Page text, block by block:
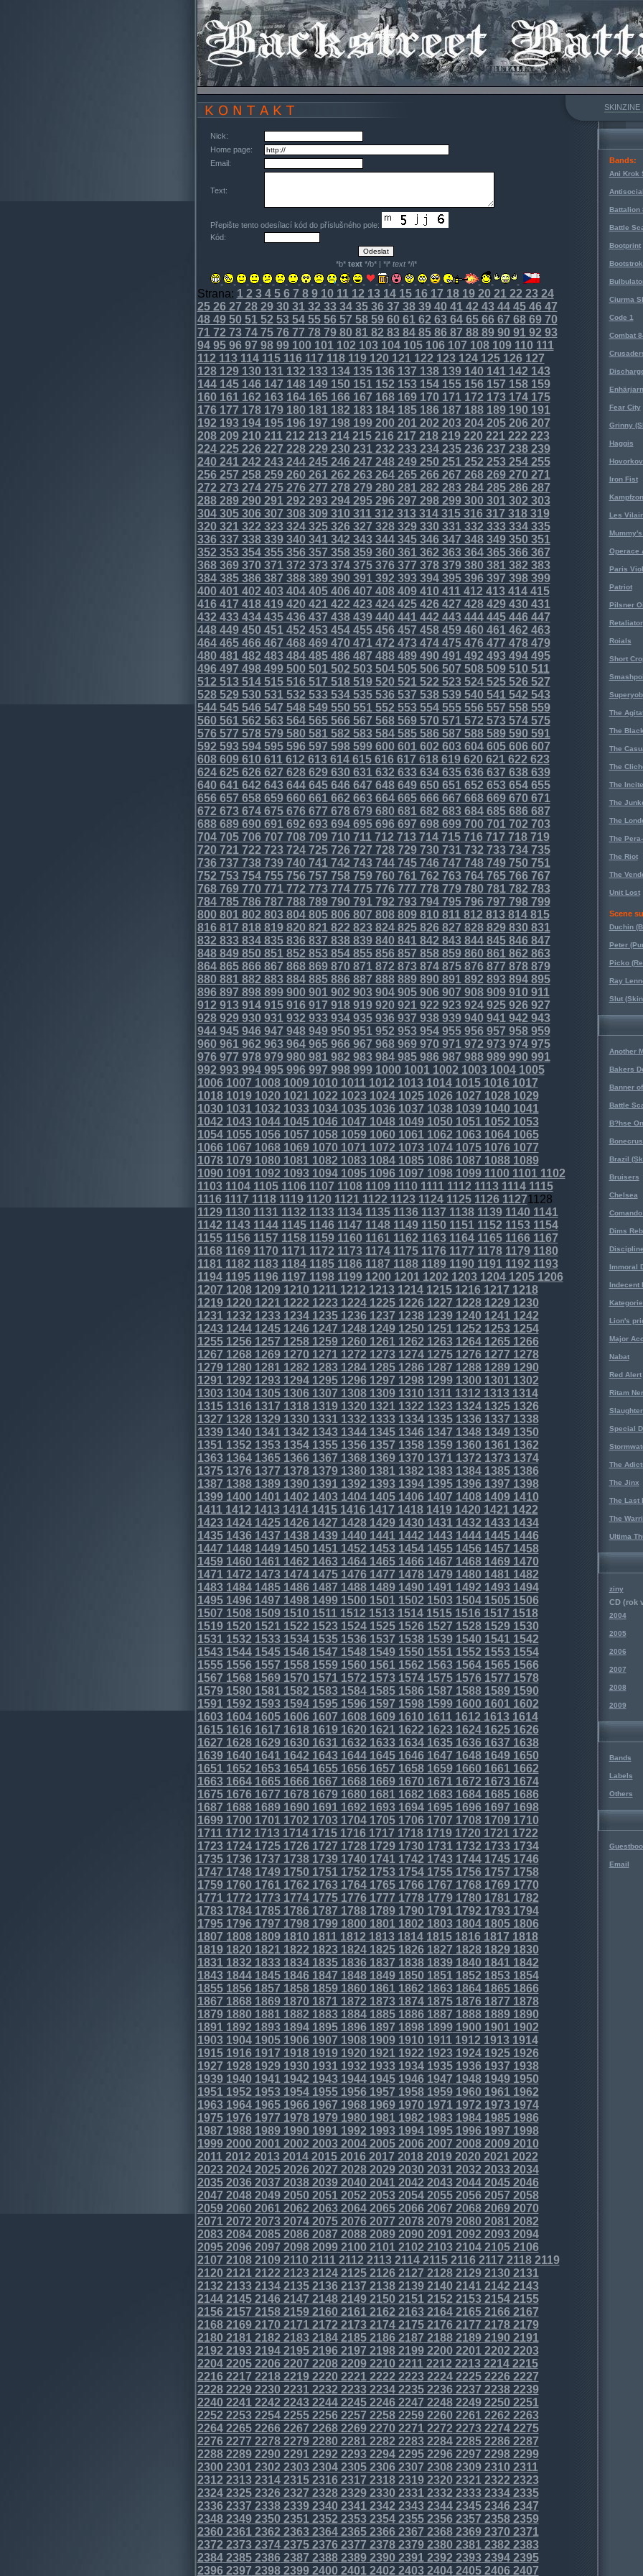
SKINZINE
Nick:
Home page:
Email:
Text:
Přepište tento odesílací kód do příslušného pole:
Kód:
*b* text*/b* | *i* text*/i*
Strana: 12 34567 89101112 1314151617 1819202122 2324
252627 2829303132 3334353637 3839404142 4344454647
4849505152 5354555657 5859606162 6364656667 686970
7172 7374757677 7879808182 8384858687 8889909192 93
94959697 9899100101102 103104105106107 108109110111
112 113114115116117 118119120121122 123124125126127
128129130131132 133134135136137 138139140141142 143
144145146147 148149150151152 153154155156157 158159
160161162 163164165166167 168169170171172 173174175
176177 178179180181182 183184185186187 188189190191
192 193194195196197 198199200201202 203204205206207
208209210211212 213214215216217 218219220221222 223
224225226227 228229230231232 233234235236237 238239
240241242 243244245246247 248249250251252 253254255
256257 258259260261262 263264265266267 268269270271
272 273274275276277 278279280281282 283284285286287
288289290291292 293294295296297 298299300301302 303
304305306307 308309310311312 313314315316317 318319
320321322 323324325326327 328329330331332 333334335
336337 338339340341342 343344345346347 348349350351
352 353354355356357 358359360361362 363364365366367
368369370371372 373374375376377 378379380381382 383
384385386387 388389390391392 393394395396397 398399
400401402 403404405406407 408409410411412 413414415
416417 418419420421422 423424425426427 428429430431
432 433434435436437 438439440441442 443444445446447
448449450451452 453454455456457 458459460461462 463
464465466467 468469470471472 473474475476477 478479
480481482 483484485486487 488489490491492 493494495
496497 498499500501502 503504505506507 508509510511
512 513514515516517 518519520521522 523524525526527
528529530531532 533534535536537 538539540541542 543
544545546547 548549550551552 553554555556557 558559
560561562 563564565566567 568569570571572 573574575
576577 578579580581582 583584585586587 588589590591
592 593594595596597 598599600601602 603604605606607
608609610611612 613614615616617 618619620621622 623
624625626627 628629630631632 633634635636637 638639
640641642 643644645646647 648649650651652 653654655
656657 658659660661662 663664665666667 668669670671
672 673674675676677 678679680681682 683684685686687
688689690691692 693694695696697 698699700701702 703
704705706707 708709710711712 713714715716717 718719
720721722 723724725726727 728729730731732 733734735
736737 738739740741742 743744745746747 748749750751
752 753754755756757 758759760761762 763764765766767
768769770771772 773774775776777 778779780781782 783
784785786787 788789790791792 793794795796797 798799
800801802 803804805806807 808809810811812 813814815
816817 818819820821822 823824825826827 828829830831
832 833834835836837 838839840841842 843844845846847
848849850851852 853854855856857 858859860861862 863
864865866867 868869870871872 873874875876877 878879
880881882 883884885886887 888889890891892 893894895
896897 898899900901902 903904905906907 908909910911
912 913914915916917 918919920921922 923924925926927
928929930931932 933934935936937 938939940941942 943
944945946947 948949950951952 953954955956957 958959
960961962 963964965966967 968969970971972 973974975
976977 978979980981982 983984985986987 988989990991
992 993994995996997 998999100010011002 100310041005
10061007 10081009101010111012 10131014101510161017
10181019102010211022 10231024102510261027 10281029
103010311032 10331034103510361037 1038103910401041
1042 10431044104510461047 10481049105010511052 1053
1054105510561057 10581059106010611062 106310641065
10661067 10681069107010711072 10731074107510761077
10781079108010811082 10831084108510861087 10881089
109010911092 10931094109510961097 10981099110011011102
11031104110511061107 11081109111011111112 111311141115
11161117 11181119112011211122 112311241125112611271128
1129113011311132 11331134113511361137 1138113911401141
1142 11431144114511461147 11481149115011511152 11531154
115511561157 11581159116011611162 11631164116511661167
11681169117011711172 11731174117511761177 117811791180
11811182 11831184118511861187 11881189119011911192 1193
1194119511961197 11981199120012011202 1203120412051206
1207 12081209121012111212 12131214121512161217 1218
1219122012211222 12231224122512261227 122812291230
12311232 12331234123512361237 12381239124012411242
12431244124512461247 12481249125012511252 12531254
125512561257 12581259126012611262 1263126412651266
1267 12681269127012711272 12731274127512761277 1278
1279128012811282 12831284128512861287 128812891290
12911292 12931294129512961297 12981299130013011302
13031304130513061307 13081309131013111312 13131314
131513161317 13181319132013211322 1323132413251326
1327 13281329133013311332 13331334133513361337 1338
1339134013411342 13431344134513461347 134813491350
13511352 13531354135513561357 13581359136013611362
13631364136513661367 13681369137013711372 13731374
137513761377 13781379138013811382 1383138413851386
1387 13881389139013911392 13931394139513961397 1398
1399140014011402 14031404140514061407 140814091410
14111412 14131414141514161417 14181419142014211422
14231424142514261427 14281429143014311432 14331434
143514361437 14381439144014411442 1443144414451446
1447 14481449145014511452 14531454145514561457 1458
1459146014611462 14631464146514661467 146814691470
14711472 14731474147514761477 14781479148014811482
14831484148514861487 14881489149014911492 14931494
149514961497 14981499150015011502 1503150415051506
1507 15081509151015111512 15131514151515161517 1518
1519152015211522 15231524152515261527 152815291530
15311532 15331534153515361537 15381539154015411542
15431544154515461547 15481549155015511552 15531554
155515561557 15581559156015611562 1563156415651566
1567 15681569157015711572 15731574157515761577 1578
1579158015811582 15831584158515861587 158815891590
15911592 15931594159515961597 15981599160016011602
16031604160516061607 16081609161016111612 16131614
161516161617 16181619162016211622 1623162416251626
1627 16281629163016311632 16331634163516361637 1638
1639164016411642 16431644164516461647 164816491650
16511652 16531654165516561657 16581659166016611662
16631664166516661667 16681669167016711672 16731674
167516761677 16781679168016811682 1683168416851686
1687 16881689169016911692 16931694169516961697 1698
1699170017011702 17031704170517061707 170817091710
17111712 17131714171517161717 17181719172017211722
17231724172517261727 17281729173017311732 17331734
173517361737 17381739174017411742 1743174417451746
1747 17481749175017511752 17531754175517561757 1758
1759176017611762 17631764176517661767 176817691770
17711772 17731774177517761777 17781779178017811782
17831784178517861787 17881789179017911792 17931794
179517961797 17981799180018011802 1803180418051806
1807 18081809181018111812 18131814181518161817 1818
1819182018211822 18231824182518261827 182818291830
18311832 18331834183518361837 18381839184018411842
18431844184518461847 18481849185018511852 18531854
185518561857 18581859186018611862 1863186418651866
1867 18681869187018711872 18731874187518761877 1878
1879188018811882 18831884188518861887 188818891890
18911892 18931894189518961897 18981899190019011902
19031904190519061907 19081909191019111912 19131914
191519161917 19181919192019211922 1923192419251926
1927 19281929193019311932 19331934193519361937 1938
1939194019411942 19431944194519461947 194819491950
19511952 19531954195519561957 19581959196019611962
19631964196519661967 19681969197019711972 19731974
197519761977 19781979198019811982 1983198419851986
1987 19881989199019911992 19931994199519961997 1998
1999200020012002 20032004200520062007 200820092010
20112012 20132014201520162017 20182019202020212022
20232024202520262027 20282029203020312032 20332034
203520362037 20382039204020412042 2043204420452046
2047 20482049205020512052 20532054205520562057 2058
2059206020612062 20632064206520662067 206820692070
20712072 20732074207520762077 20782079208020812082
20832084208520862087 20882089209020912092 20932094
209520962097 20982099210021012102 2103210421052106
2107 21082109211021112112 21132114211521162117 21182119
212021212122 21232124212521262127 2128212921302131
2132 21332134213521362137 21382139214021412142 2143
2144214521462147 21482149215021512152 215321542155
21562157 21582159216021612162 21632164216521662167
21682169217021712172 21732174217521762177 21782179
218021812182 21832184218521862187 2188218921902191
2192 21932194219521962197 21982199220022012202 2203
2204220522062207 22082209221022112212 221322142215
22162217 22182219222022212222 22232224222522262227
22282229223022312232 22332234223522362237 22382239
224022412242 22432244224522462247 2248224922502251
2252 22532254225522562257 22582259226022612262 2263
2264226522662267 22682269227022712272 227322742275
22762277 22782279228022812282 22832284228522862287
22882289229022912292 22932294229522962297 22982299
230023012302 23032304230523062307 2308230923102311
2312 23132314231523162317 23182319232023212322 2323
2324232523262327 23282329233023312332 233323342335
23362337 23382339234023412342 23432344234523462347
23482349235023512352 23532354235523562357 23582359
236023612362 23632364236523662367 2368236923702371
2372 23732374237523762377 23782379238023812382 2383
2384238523862387 23882389239023912392 239323942395
23962397 23982399240024012402 24032404240524062407
Bands:
Ani Krok
Battalion
Battle
Bootprint
Ciurma
Code 1
Combat
Fear City
Grinny
Haggis
Iron Fist
Les
Operace
Paris
Patriot
Pilsner
Retaliator
Roials
Short
Superyob
The
The
The
The
The
The
The
The
The Riot
The
Unit Lost
Scene
Duchin
Peter
Picko
Ray
Slut
Another
Bakers
Banner
Battle
B?hse
Brazil
Bruisers
Chelsea
Dims
Immoral
Indecent
Lion's
Major
Nabat
Red Alert
Ritam
Special
The
The Jinx
The Last
The
Ultima
ziny
CD (rok
2004
2005
2006
2007
2008
2009
Bands
Labels
Others
Email